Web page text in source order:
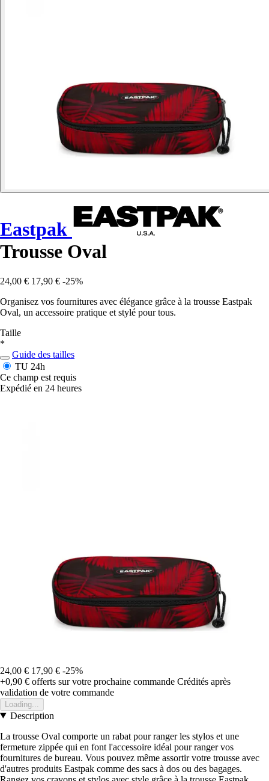
Eastpak
Trousse Oval
24,00 € 17,90 € -25%
Organisez vos fournitures avec élégance grâce à la trousse Eastpak
Oval, un accessoire pratique et stylé pour tous.
Taille
*
Guide des tailles
TU 24h
Ce champ est requis
Expédié en 24 heures
24,00 € 17,90 € -25%
+0,90 € offerts sur votre prochaine commande Crédités après
validation de votre commande
Loading...
Description
La trousse Oval comporte un rabat pour ranger les stylos et une
fermeture zippée qui en font l'accessoire idéal pour ranger vos
fournitures de bureau. Vous pouvez même assortir votre trousse avec
d'autres produits Eastpak comme des sacs à dos ou des bagages.